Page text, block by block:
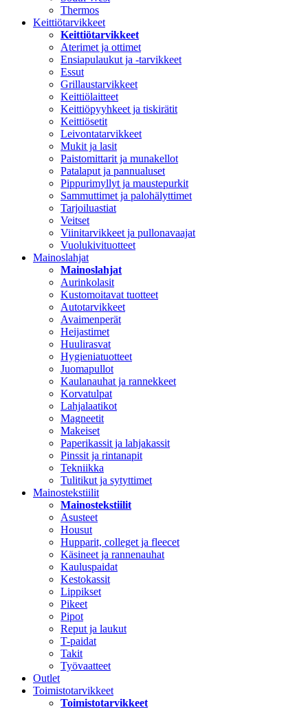
Thermos
Keittiötarvikkeet
Keittiötarvikkeet
Aterimet ja ottimet
Ensiapulaukut ja -tarvikkeet
Essut
Grillaustarvikkeet
Keittiölaitteet
Keittiöpyyhkeet ja tiskirätit
Keittiösetit
Leivontatarvikkeet
Mukit ja lasit
Paistomittarit ja munakellot
Patalaput ja pannualuset
Pippurimyllyt ja maustepurkit
Sammuttimet ja palohälyttimet
Tarjoiluastiat
Veitset
Viinitarvikkeet ja pullonavaajat
Vuolukivituotteet
Mainoslahjat
Mainoslahjat
Aurinkolasit
Kustomoitavat tuotteet
Autotarvikkeet
Avaimenperät
Heijastimet
Huulirasvat
Hygieniatuotteet
Juomapullot
Kaulanauhat ja rannekkeet
Korvatulpat
Lahjalaatikot
Magneetit
Makeiset
Paperikassit ja lahjakassit
Pinssit ja rintanapit
Tekniikka
Tulitikut ja sytyttimet
Mainostekstiilit
Mainostekstiilit
Asusteet
Housut
Hupparit, colleget ja fleecet
Käsineet ja rannenauhat
Kauluspaidat
Kestokassit
Lippikset
Pikeet
Pipot
Reput ja laukut
T-paidat
Takit
Työvaatteet
Outlet
Toimistotarvikkeet
Toimistotarvikkeet